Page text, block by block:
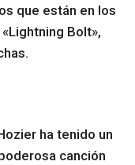
que están en los
Bolt»,
ha tenido un
canción